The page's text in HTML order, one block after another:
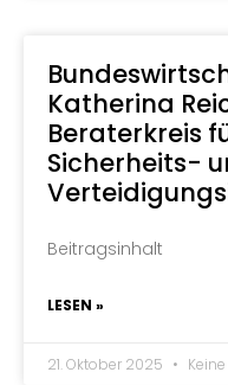
Katherina
Beraterkreis
Sicherheits-
Beitragsinhalt
LESEN »
21. Oktober 2025